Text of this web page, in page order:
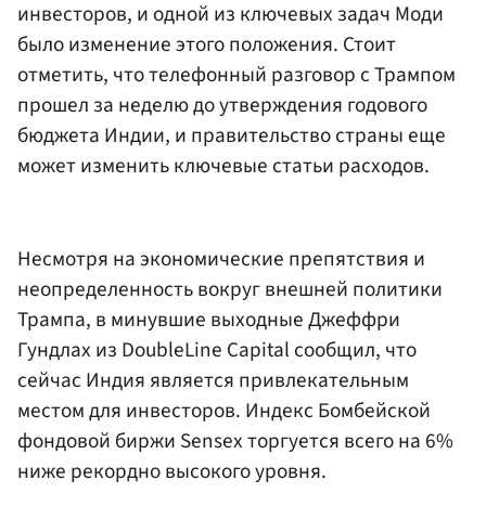
инвесторов, и одной из ключевых задач Моди
было изменение этого положения. Стоит
отметить, что телефонный разговор с Трампом
прошел за неделю до утверждения годового
бюджета Индии, и правительство страны еще
может изменить ключевые статьи расходов.
Несмотря на экономические препятствия и
неопределенность вокруг внешней политики
Трампа, в минувшие выходные Джеффри
Гундлах из DoubleLine Capital сообщил, что
сейчас Индия является привлекательным
местом для инвесторов. Индекс Бомбейской
фондовой биржи Sensex торгуется всего на 6%
ниже рекордно высокого уровня.